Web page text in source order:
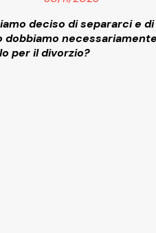
deciso di separarci e
per il divorzio?